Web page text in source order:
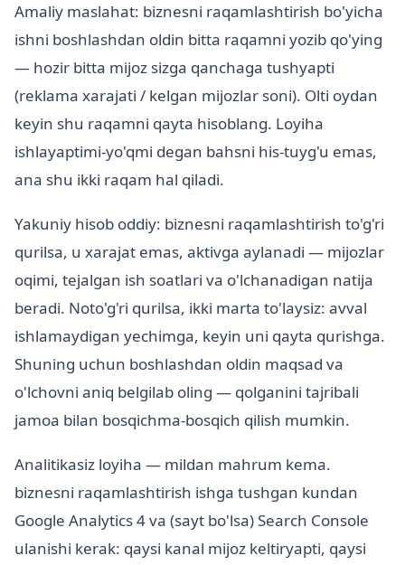
Amaliy maslahat: biznesni raqamlashtirish bo'yicha
ishni boshlashdan oldin bitta raqamni yozib qo'ying
— hozir bitta mijoz sizga qanchaga tushyapti
(reklama xarajati / kelgan mijozlar soni). Olti oydan
keyin shu raqamni qayta hisoblang. Loyiha
ishlayaptimi-yo'qmi degan bahsni his-tuyg'u emas,
ana shu ikki raqam hal qiladi.
Yakuniy hisob oddiy: biznesni raqamlashtirish to'g'ri
qurilsa, u xarajat emas, aktivga aylanadi — mijozlar
oqimi, tejalgan ish soatlari va o'lchanadigan natija
beradi. Noto'g'ri qurilsa, ikki marta to'laysiz: avval
ishlamaydigan yechimga, keyin uni qayta qurishga.
Shuning uchun boshlashdan oldin maqsad va
o'lchovni aniq belgilab oling — qolganini tajribali
jamoa bilan bosqichma-bosqich qilish mumkin.
Analitikasiz loyiha — mildan mahrum kema.
biznesni raqamlashtirish ishga tushgan kundan
Google Analytics 4 va (sayt bo'lsa) Search Console
ulanishi kerak: qaysi kanal mijoz keltiryapti, qaysi